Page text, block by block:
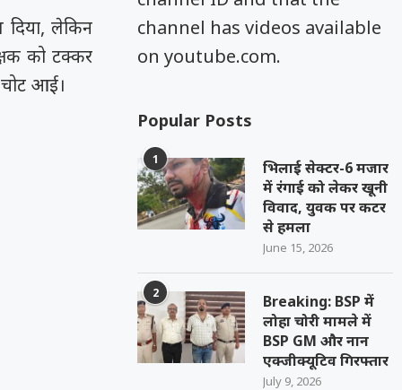
लेकिन
को टक्कर
आई।
channel has videos available
on youtube.com.
Popular Posts
1
भिलाई सेक्टर-6 मजार
में रंगाई को लेकर खूनी
विवाद, युवक पर कटर
से हमला
June 15, 2026
2
Breaking: BSP में
लोहा चोरी मामले में
BSP GM और नान
एक्जीक्यूटिव गिरफ्तार
July 9, 2026